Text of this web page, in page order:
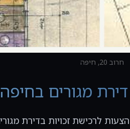
חרוב 20, חיפה
מגורים בחיפה